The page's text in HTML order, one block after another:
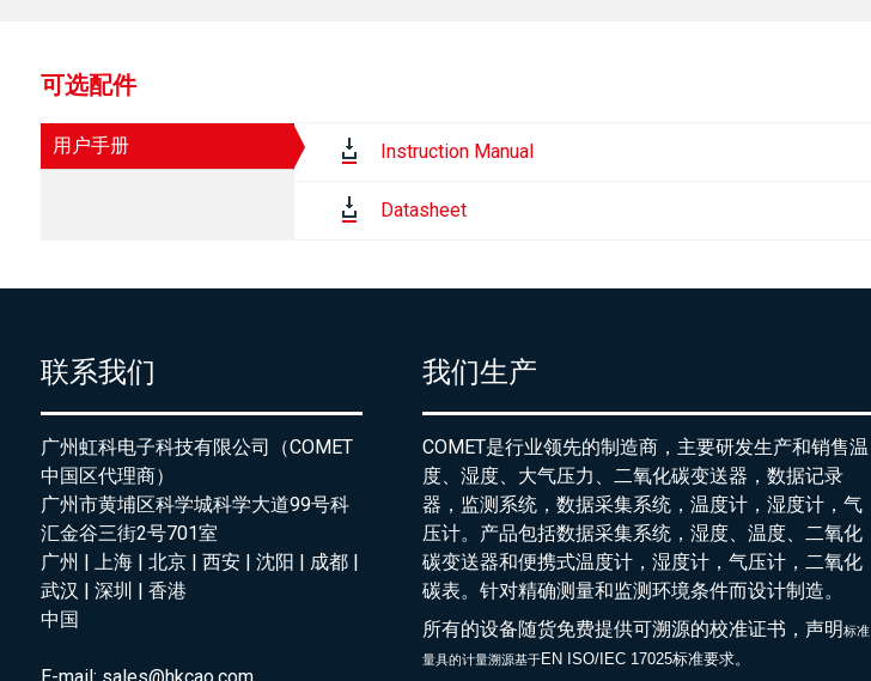
可选配件
用户手册 Instruction Manual
Datasheet
联系我们
广州虹科电子科技有限公司（COMET
中国区代理商）
广州市黄埔区科学城科学大道99号科
汇金谷三街2号701室
广州 | 上海 | 北京 | 西安 | 沈阳 | 成都 |
武汉 | 深圳 | 香港
中国
我们生产
COMET是行业领先的制造商，主要研发生产和销售温
度、湿度、大气压力、二氧化碳变送器，数据记录
器，监测系统，数据采集系统，温度计，湿度计，气
压计。产品包括数据采集系统，湿度、温度、二氧化
碳变送器和便携式温度计，湿度计，气压计，二氧化
碳表。针对精确测量和监测环境条件而设计制造。
所有的设备随货免费提供可溯源的校准证书，声明标准
量具的计量溯源基于EN ISO/IEC 17025标准要求。